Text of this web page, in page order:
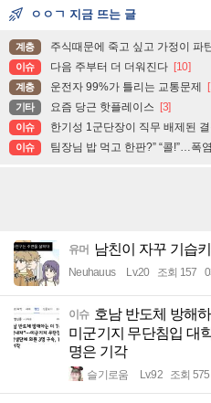
ㅇㅇㄱ 지금 뜨는 글
계층 주식때문에 죽고 싶고 가정이 파
이슈 다음 주부터 더 더워진다 [10]
계층 운전자 99%가 틀리는 교통문제
기타 요즘 당근 핫플레이스 [3]
이슈 한기성 1군단장이 직무 배제된
이슈 팀장님 밥 먹고 한판?” “콜!”…폭염 속
유머 남친이 자꾸 기습
Neuhauus Lv.20 조회 157
이슈 호남 반도체 방해하
미군기지 무단침입 대
명은 기각
슬기로움 Lv.92 조회 575